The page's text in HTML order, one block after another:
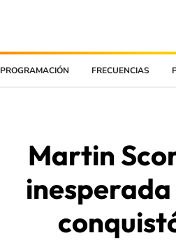
PROGRAMACIÓN FRECUENCIAS
Martin